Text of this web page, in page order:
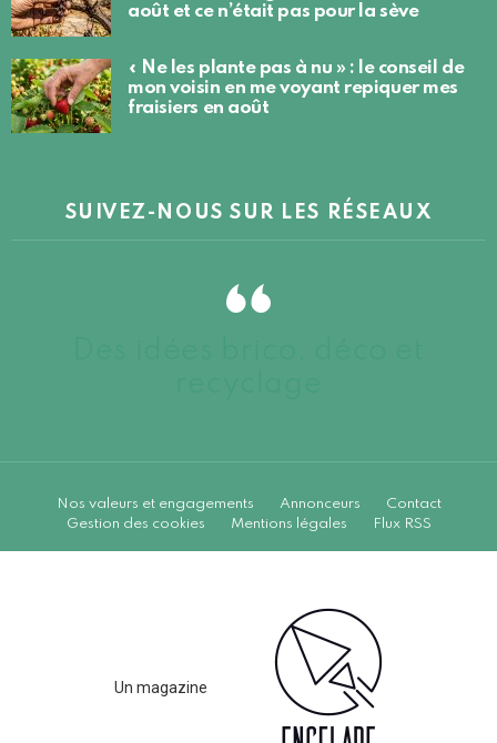
août et ce n’était pas pour la sève
« Ne les plante pas à nu » : le conseil de
mon voisin en me voyant repiquer mes
fraisiers en août
SUIVEZ-NOUS SUR LES RÉSEAUX
Nos valeurs et engagements Annonceurs
Contact
Gestion des cookies
Mentions légales Flux RSS
Un magazine